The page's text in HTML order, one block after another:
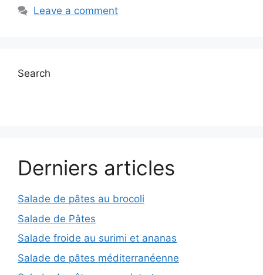
Leave a comment
Search
Derniers articles
Salade de pâtes au brocoli
Salade de Pâtes
Salade froide au surimi et ananas
Salade de pâtes méditerranéenne